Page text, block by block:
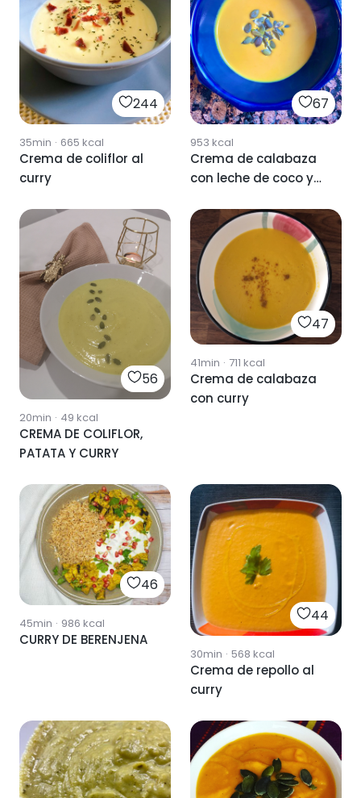
244
35min · 665 kcal
Crema de coliflor al
curry
67
953 kcal
Crema de calabaza
con leche de coco y
56
20min · 49 kcal
CREMA DE COLIFLOR,
PATATA Y CURRY
47
41min · 711 kcal
Crema de calabaza
con curry
46
45min · 986 kcal
CURRY DE BERENJENA
44
30min · 568 kcal
Crema de repollo al
curry